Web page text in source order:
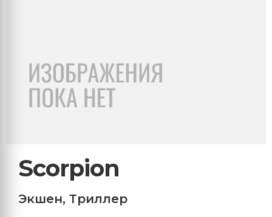
Scorpion
Экшен, Триллер